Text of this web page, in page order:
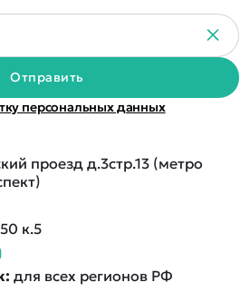
проезд д.3стр.13 (метро
к.5
для всех регионов РФ
Отправить
персональных данных